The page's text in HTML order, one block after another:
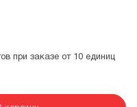
при заказе от 10 единиц